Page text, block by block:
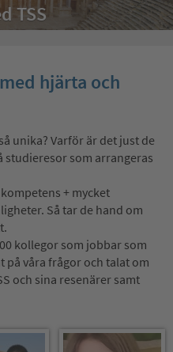
TSS
hjärta och
unika? Varför är det just de
studieresor som arrangeras
+ mycket
Så tar de hand om
kollegor som jobbar som
på våra frågor och talat om
och sina resenärer samt